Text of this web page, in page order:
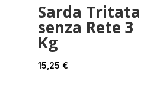
Sarda Tritata
senza Rete 3
Kg
15,25 €